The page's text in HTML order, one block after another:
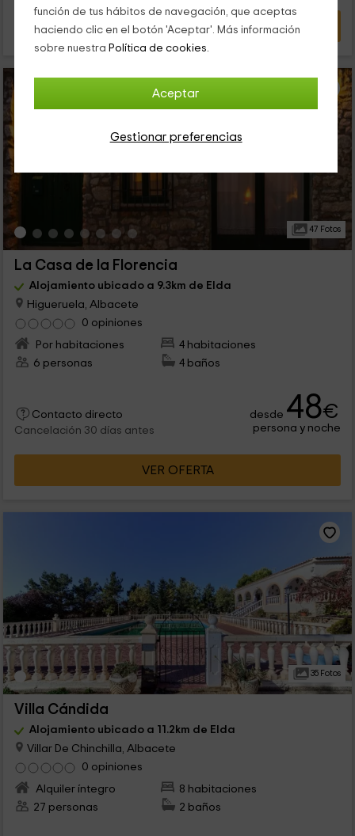
función de tus hábitos de navegación, que aceptas
haciendo clic en el botón 'Aceptar'. Más información
sobre nuestra Política de cookies.
Aceptar
Gestionar preferencias
VER OFERTA
47 Fotos
La Casa de la Florencia
Alojamiento ubicado a 9.3km de Elda
Higueruela, Albacete
0 opiniones
Por habitaciones
4 habitaciones
6 personas
4 baños
Contacto directo
Cancelación 30 días antes
desde 48€
persona y noche
VER OFERTA
35 Fotos
Villa Cándida
Alojamiento ubicado a 11.2km de Elda
Villar De Chinchilla, Albacete
0 opiniones
Alquiler íntegro
8 habitaciones
27 personas
2 baños